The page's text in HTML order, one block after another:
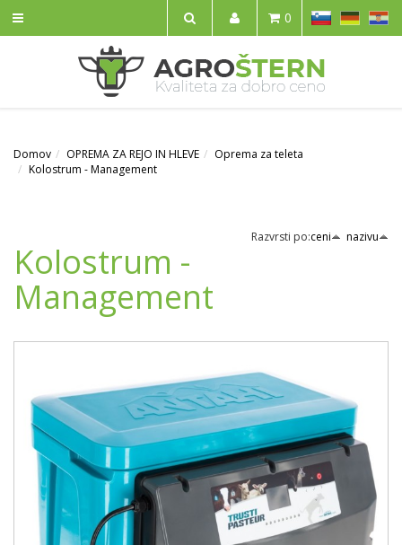
IŠČI
SL HR
0
Domov OPREMA ZA REJO IN HLEVE
Oprema za teleta
Kolostrum - Management
Razvrsti po:ceni nazivu
Kolostrum -
Management